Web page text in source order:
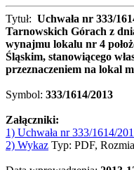
Tytuł: Uchwała nr 333/
Tarnowskich Górach z
wynajmu lokalu nr 4
Śląskim, stanowiącego
przeznaczeniem na lokal
Symbol: 333/1614/2013
Załączniki:
1) Uchwała nr 333/1614/
2) Wykaz Typ: PDF,